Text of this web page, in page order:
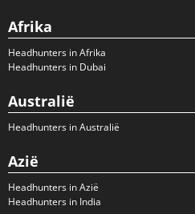
Afrika
Headhunters in Afrika
Headhunters in Dubai
Australië
Headhunters in Australië
Azië
Headhunters in Azië
Headhunters in India